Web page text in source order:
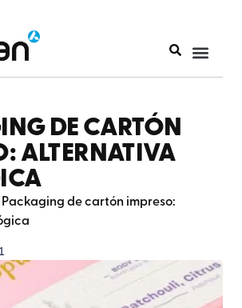
DE CARTÓN
ALTERNATIVA
Packaging de cartón impreso: